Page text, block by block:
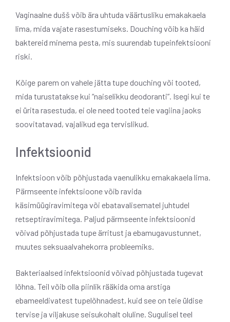
Vaginaalne dušš võib ära uhtuda väärtusliku emakakaela
lima, mida vajate rasestumiseks. Douching võib ka häid
baktereid minema pesta, mis suurendab tupeinfektsiooni
riski.
Kõige parem on vahele jätta tupe douching või tooted,
mida turustatakse kui “naiselikku deodoranti”. Isegi kui te
ei ürita rasestuda, ei ole need tooted teie vagiina jaoks
soovitatavad, vajalikud ega tervislikud.
Infektsioonid
Infektsioon võib põhjustada vaenulikku emakakaela lima.
Pärmseente infektsioone võib ravida
käsimüügiravimitega või ebatavalisematel juhtudel
retseptiravimitega. Paljud pärmseente infektsioonid
võivad põhjustada tupe ärritust ja ebamugavustunnet,
muutes seksuaalvahekorra probleemiks.
Bakteriaalsed infektsioonid võivad põhjustada tugevat
lõhna. Teil võib olla piinlik rääkida oma arstiga
ebameeldivatest tupelõhnadest, kuid see on teie üldise
tervise ja viljakuse seisukohalt oluline. Sugulisel teel